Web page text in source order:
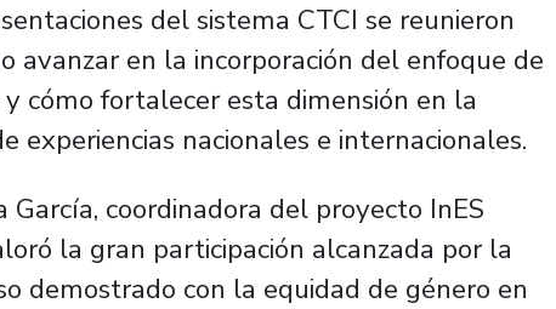
del sistema CTCI se reunieron
avanzar en la incorporación del enfoque de
cómo fortalecer esta dimensión en la
experiencias nacionales e internacionales.
coordinadora del proyecto InES
la gran participación alcanzada por la
demostrado con la equidad de género en